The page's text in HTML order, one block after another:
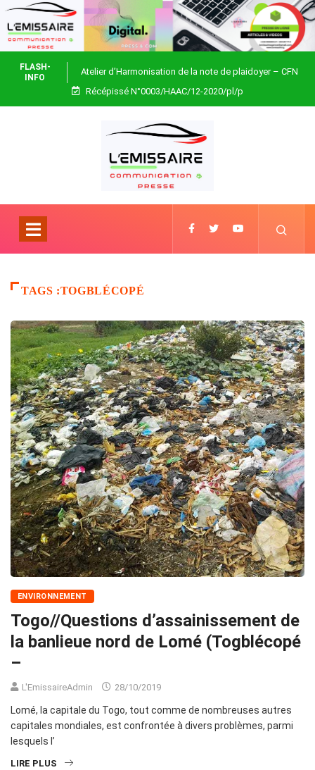
FLASH-
INFO
Atelier d’Harmonisation de la note de plaidoyer – CFN
Togo
Récépissé N°0003/HAAC/12-2020/pl/p
TAGS :TOGBLÉCOPÉ
ENVIRONNEMENT
Togo//Questions d’assainissement de
la banlieue nord de Lomé (Togblécopé
–
L'EmissaireAdmin 28/10/2019
Lomé, la capitale du Togo, tout comme de nombreuses autres
capitales mondiales, est confrontée à divers problèmes, parmi
lesquels l’
LIRE PLUS